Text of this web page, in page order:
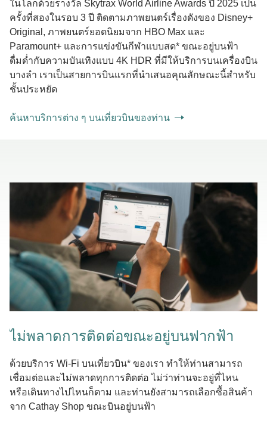
ในโลกด้วยรางวัล Skytrax World Airline Awards ปี 2025 เป็น
ครั้งที่สองในรอบ 3 ปี ติดตามภาพยนตร์เรื่องดังของ Disney+
Original, ภาพยนตร์ยอดนิยมจาก HBO Max และ
Paramount+ และการแข่งขันกีฬาแบบสด* ขณะอยู่บนฟ้า
ดื่มด่ำกับความบันเทิงแบบ 4K HDR ที่มีให้บริการบนเครื่องบิน
บางลำ เราเป็นสายการบินแรกที่นำเสนอคุณลักษณะนี้สำหรับ
ชั้นประหยัด
ค้นหาบริการต่าง ๆ บนเที่ยวบินของท่าน
ไม่พลาดการติดต่อขณะอยู่บนฟากฟ้า
ด้วยบริการ Wi-Fi บนเที่ยวบิน* ของเรา ทำให้ท่านสามารถ
เชื่อมต่อและไม่พลาดทุกการติดต่อ ไม่ว่าท่านจะอยู่ที่ไหน
หรือเดินทางไปไหนก็ตาม และท่านยังสามารถเลือกซื้อสินค้า
จาก Cathay Shop ขณะบินอยู่บนฟ้า